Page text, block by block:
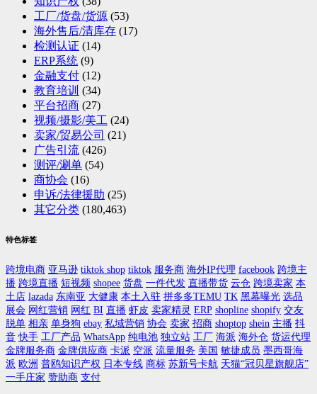
工厂/货盘/货源 (53)
海外售后/清库存 (17)
检测认证 (14)
ERP系统 (9)
金融支付 (12)
教育培训 (34)
平台招商 (27)
视频/摄影/美工 (24)
卖家/贸易公司 (21)
广告引流 (426)
测评/涮单 (54)
商协会 (16)
申诉/法律援助 (25)
其它分类 (180,463)
特色标签
跨境电商 亚马逊 tiktok shop tiktok 服务商 海外IP代理 facebook 跨境主
播 跨境直播 短视频 shopee 货盘 一件代发 直播带货 云仓 跨境卖家 本
土店 lazada 东南亚 大健康 本土入驻 拼多多TEMU TK 黑幕曝光 选品
展会 网红营销 网红 BI 直播 虾皮 卖家精灵 ERP shopline shopify 交友
脱单 相亲 单身狗 ebay 私域营销 协会 卖家 招商 shoptop shein 主播 抖
音 快手 工厂产品 WhatsApp 纯电池 独立站 工厂 海派 海外仓 货运代理
金牌服务商 金牌供应商 卡派 空派 流量服务 美国 敏捷成员 墨西哥海
派 欧洲 普鸥知识产权 日本专线 商标 苏新号卡航 天猫“冠贝星旗舰店”
一手庄家 赞助商 支付